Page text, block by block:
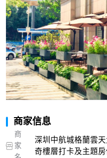
商家信息
商
家
深圳中航城格蘭雲
奇樓層打卡及主題